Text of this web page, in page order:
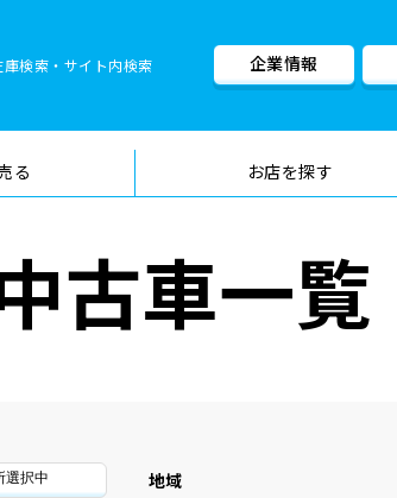
庫検索・サイト内検索 企業情報
る お店を探す
車検料金・メニュー
古車一覧
選択中 地域